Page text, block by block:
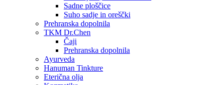
Sadne ploščice
Suho sadje in oreščki
Prehranska dopolnila
TKM Dr.Chen
Čaji
Prehranska dopolnila
Ayurveda
Hanuman Tinkture
Eterična olja